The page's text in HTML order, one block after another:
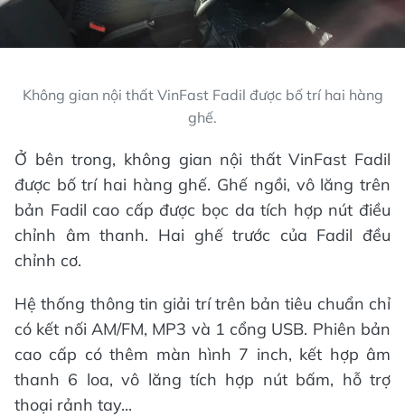
Không gian nội thất VinFast Fadil được bố trí hai hàng
ghế.
Ở bên trong, không gian nội thất VinFast Fadil
được bố trí hai hàng ghế. Ghế ngồi, vô lăng trên
bản Fadil cao cấp được bọc da tích hợp nút điều
chỉnh âm thanh. Hai ghế trước của Fadil đều
chỉnh cơ.
Hệ thống thông tin giải trí trên bản tiêu chuẩn chỉ
có kết nối AM/FM, MP3 và 1 cổng USB. Phiên bản
cao cấp có thêm màn hình 7 inch, kết hợp âm
thanh 6 loa, vô lăng tích hợp nút bấm, hỗ trợ
thoại rảnh tay...